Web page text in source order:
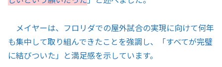
メイヤーは、フロリダでの屋外試合の実現に向けて何年
も集中して取り組んできたことを強調し、「すべてが完璧
に結びついた」と満足感を示しています。